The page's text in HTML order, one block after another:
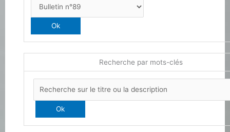
Recherche par mots-clés